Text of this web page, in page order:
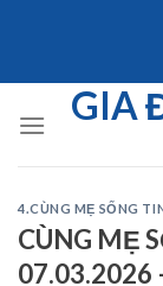
GIA
4.CÙNG MẸ SỐNG
CÙNG MẸ
07.03.2026